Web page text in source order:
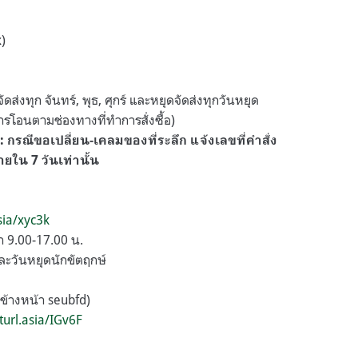
ดส่งทุก จันทร์, พุธ, ศุกร์ และหยุดจัดส่งทุกวันหยุด
โอนตามช่องทางที่ทำการสั่งซื้อ)
กรณีขอเปลี่ยน-เคลมของที่ระลึก แจ้งเลขที่คำสั่ง
ยใน 7 วันเท่านั้น
xyc3k
9.00-17.00 น.
ะวันหยุดนักขัตฤกษ์
างหน้า seubfd)
IGv6F